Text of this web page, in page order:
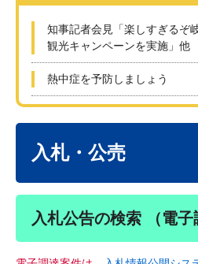
知事記者会見「楽しすぎるぞ
観光キャンペーンを実施」他
熱中症を予防しましょう
入札・公売
入札公告の検索 （電子